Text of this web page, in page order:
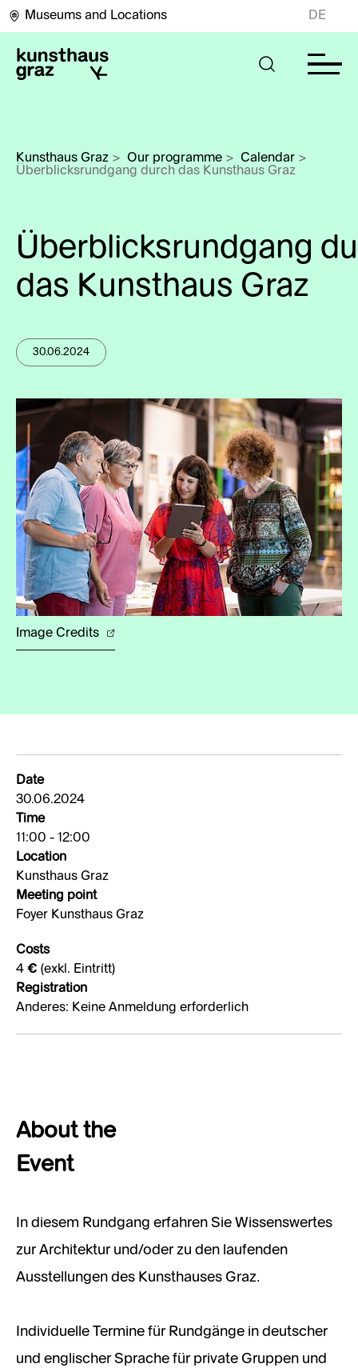
Museums and Locations DE
Kunsthaus Graz > Our programme > Calendar >
Überblicksrundgang durch das Kunsthaus Graz
Überblicksrundgang
das Kunsthaus Graz
30.06.2024
Image Credits
Date
30.06.2024
Time
11:00 - 12:00
Location
Kunsthaus Graz
Meeting point
Foyer Kunsthaus Graz
Costs
4 € (exkl. Eintritt)
Registration
Anderes: Keine Anmeldung erforderlich
About the
Event
In diesem Rundgang erfahren Sie Wissenswertes
zur Architektur und/oder zu den laufenden
Ausstellungen des Kunsthauses Graz.
Individuelle Termine für Rundgänge in deutscher
und englischer Sprache für private Gruppen und